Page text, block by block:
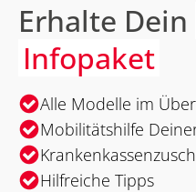
Erhalte Dein
Infopaket
Alle Modelle im
Mobilitätshilfe
Hilfreiche Tipps